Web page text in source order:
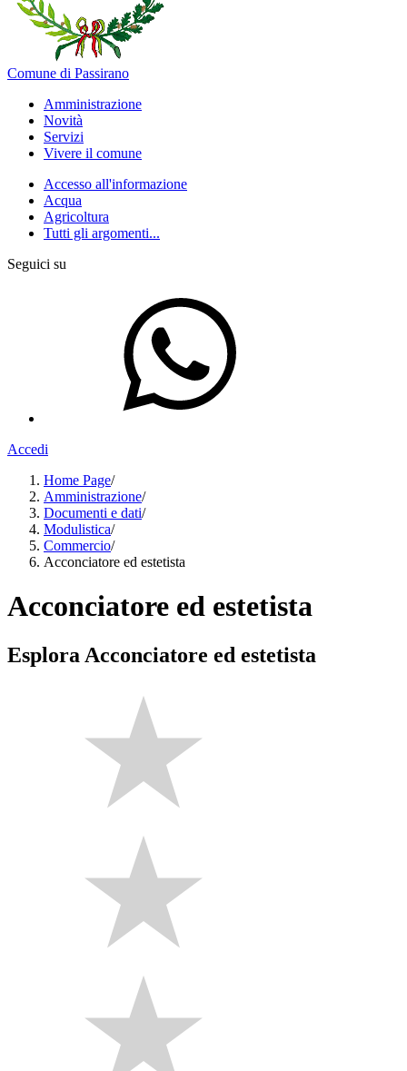
Comune di Passirano
Amministrazione
Novità
Servizi
Vivere il comune
Accesso all'informazione
Acqua
Agricoltura
Tutti gli argomenti...
Seguici su
Accedi
Home Page/
Amministrazione/
Documenti e dati/
Modulistica/
Commercio/
Acconciatore ed estetista
Acconciatore ed estetista
Esplora Acconciatore ed estetista